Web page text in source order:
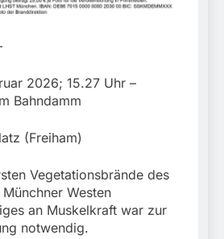
Beinahekollision an
Eingriffs in den
Bahnverkehr
2026; 15.27 Uhr –
Bahndamm
(Freiham)
Vegetationsbrände des
Westen
an Muskelkraft war zur
notwendig.